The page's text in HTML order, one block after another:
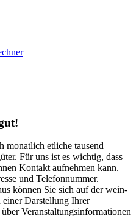
monatlich etliche tausend
Für uns ist es wichtig, dass
Kontakt aufnehmen kann.
und Telefonnummer.
können Sie sich auf der wein-
Darstellung Ihrer
Veranstaltungsinformationen